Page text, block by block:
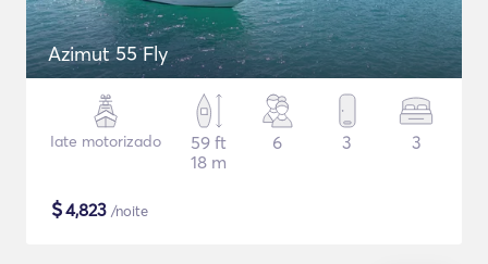
Azimut 55 Fly
Iate motorizado
59 ft
18 m
6 3 3
$4,823 /noite